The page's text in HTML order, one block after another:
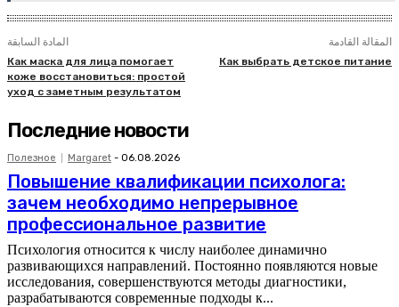
المادة السابقة
Как маска для лица помогает
коже восстановиться: простой
уход с заметным результатом
المقالة القادمة
Как выбрать детское питание
Последние новости
Полезное Margaret - 06.08.2026
Повышение квалификации психолога:
зачем необходимо непрерывное
профессиональное развитие
Психология относится к числу наиболее динамично
развивающихся направлений. Постоянно появляются новые
исследования, совершенствуются методы диагностики,
разрабатываются современные подходы к...